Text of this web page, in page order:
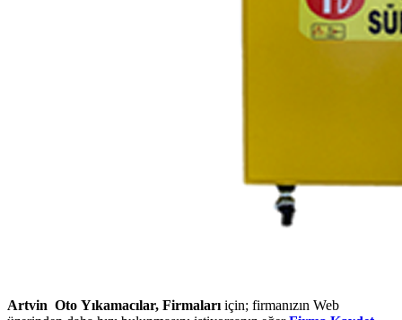
Artvin Oto Yıkamacılar, Firmalarıiçin; firmanızın Web